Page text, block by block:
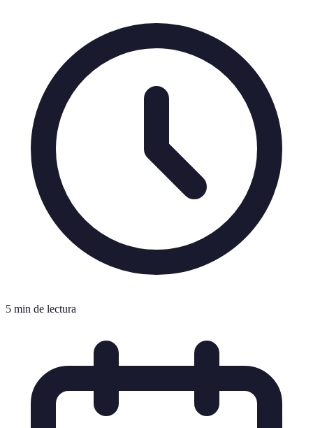
5 min de lectura